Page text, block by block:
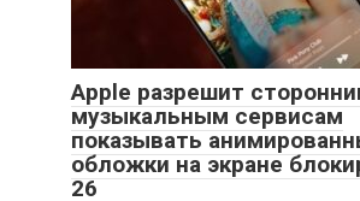
Apple разрешит
музыкальным сервисам
показывать
обложки на экране
26